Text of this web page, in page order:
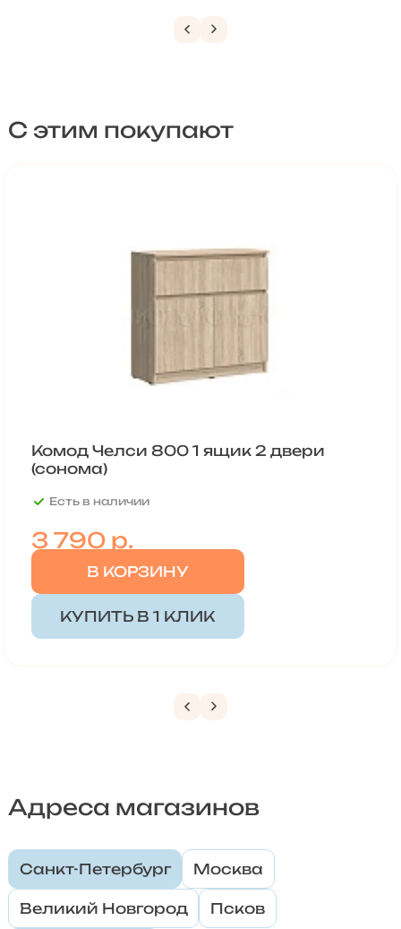
С этим покупают
Комод Челси 800 1 ящик 2 двери
(сонома)
Есть в наличии
3 790р.
В КОРЗИНУ
КУПИТЬ В 1 КЛИК
Адреса магазинов
Санкт-Петербург Москва
Великий Новгород Псков